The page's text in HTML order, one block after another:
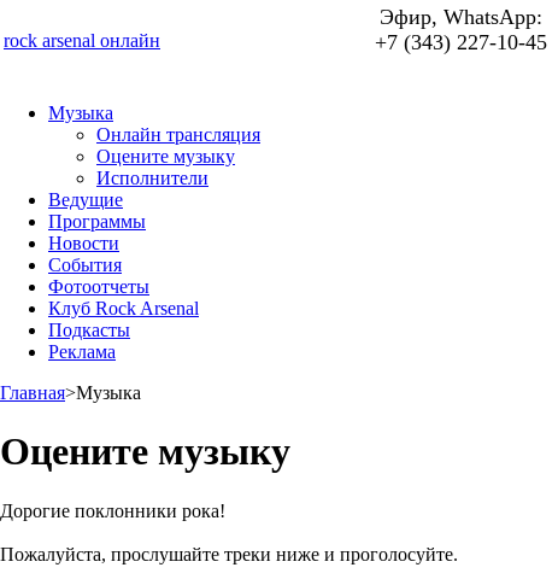
rock arsenal онлайн
Эфир, WhatsApp:
+7 (343) 227-10-45
Музыка
Онлайн трансляция
Оцените музыку
Исполнители
Ведущие
Программы
Новости
События
Фотоотчеты
Клуб Rock Arsenal
Подкасты
Реклама
Главная>Музыка
Оцените музыку
Дорогие поклонники рока!
Пожалуйста, прослушайте треки ниже и проголосуйте.